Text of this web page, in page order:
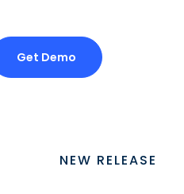
Get Demo
NEW RELEASE